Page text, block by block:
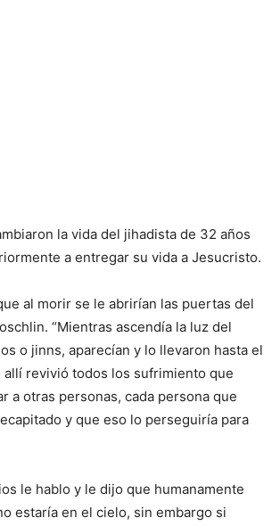
la vida del jihadista de 32 años
a entregar su vida a Jesucristo.
al morir se le abrirían las puertas del
“Mientras ascendía la luz del
o jinns, aparecían y lo llevaron hasta el
allí revivió todos los sufrimiento que
a otras personas, cada persona que
y que eso lo perseguiría para
le hablo y le dijo que humanamente
estaría en el cielo, sin embargo si